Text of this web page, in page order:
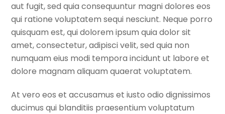
aut fugit, sed quia consequuntur magni dolores eos
qui ratione voluptatem sequi nesciunt. Neque porro
quisquam est, qui dolorem ipsum quia dolor sit
amet, consectetur, adipisci velit, sed quia non
numquam eius modi tempora incidunt ut labore et
dolore magnam aliquam quaerat voluptatem.
At vero eos et accusamus et iusto odio dignissimos
ducimus qui blanditiis praesentium voluptatum